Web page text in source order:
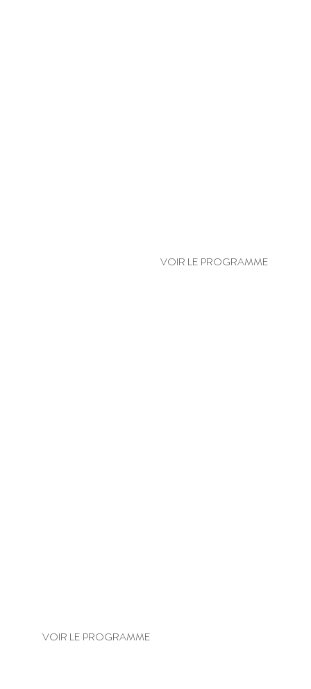
VOIR LE PROGRAMME
VOIR LE PROGRAMME